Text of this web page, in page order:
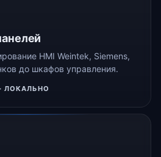
HMI Weintek, Siemens,
до шкафов управления.
ЛОКАЛЬНО